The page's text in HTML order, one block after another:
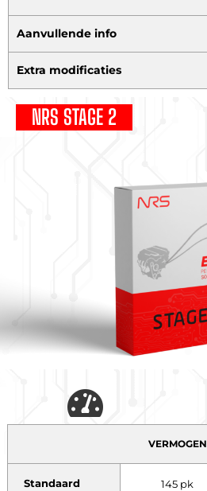
Aanvullende info
Extra modificaties
NRS STAGE 2
VERMOGEN
Standaard 145 pk